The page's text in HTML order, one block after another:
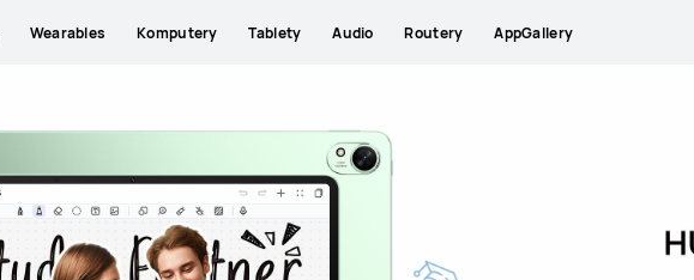
Wearables Komputery Tablety Audio Routery AppGallery